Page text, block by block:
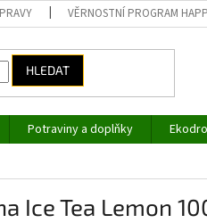
VĚRNOSTNÍ PROGRAM
HLEDAT
Potraviny a doplňky
Ice Tea Lemon